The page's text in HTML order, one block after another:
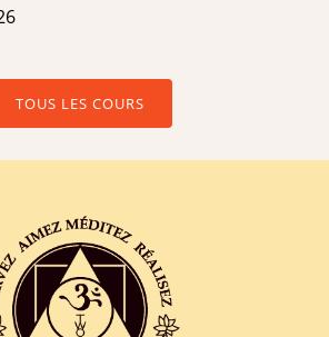
TOUS LES COURS